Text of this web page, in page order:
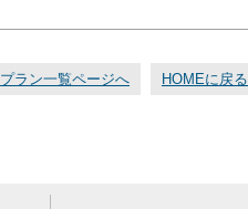
プラン一覧ページへ HOMEに戻る